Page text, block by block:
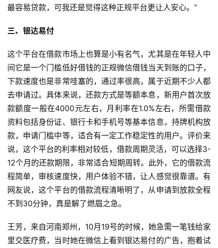
首
页
最容易贷款，可我还是觉得这种正规平台更让人安心。”
三、银达易付
这个平台在借款市场上也算是小有名气，尤其是在年轻人中
间它是一个门槛低好借钱的正规微信借钱当天到账的口子，
下款速度也是非常哇塞的，通过率很高，属于近期不少人都
去申请过。具体来说，还款方式是等额本息，新用户首次放
款额度一般在4000元左右，月利率在1.0%左右，所需借款
资料包括身份证、银行卡和手机号等基本信息，持牌机构放
款，申请门槛中等，适合有一定工作稳定性的用户。评价来
说，这个平台的利率相对较低，借款周期灵活，可以选择3-
12个月的还款期限，非常适合短期周转。此外，它的借款流
程简单，审核速度快，用户体验不错，让人感觉很靠谱。有
网友说，这个平台的借款流程清晰明了，从申请到放款全程
不到30分钟，真是解了燃眉之急。
王芳，来自河南郑州，10月19号的时候，她急需一笔钱给家
里交医疗费，当时她在微信上看到银达易付的广告，抱着试